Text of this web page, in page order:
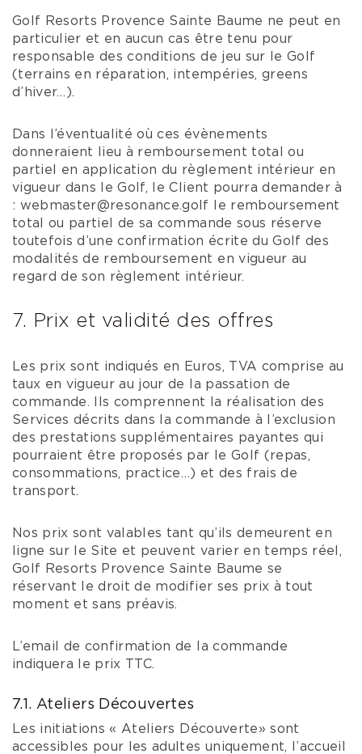
Golf Resorts Provence Sainte Baume ne peut en
particulier et en aucun cas être tenu pour
responsable des conditions de jeu sur le Golf
(terrains en réparation, intempéries, greens
d’hiver…).
Dans l’éventualité où ces évènements
donneraient lieu à remboursement total ou
partiel en application du règlement intérieur en
vigueur dans le Golf, le Client pourra demander à
: webmaster@resonance.golf le remboursement
total ou partiel de sa commande sous réserve
toutefois d’une confirmation écrite du Golf des
modalités de remboursement en vigueur au
regard de son règlement intérieur.
7. Prix et validité des offres
Les prix sont indiqués en Euros, TVA comprise au
taux en vigueur au jour de la passation de
commande. Ils comprennent la réalisation des
Services décrits dans la commande à l’exclusion
des prestations supplémentaires payantes qui
pourraient être proposés par le Golf (repas,
consommations, practice…) et des frais de
transport.
Nos prix sont valables tant qu’ils demeurent en
ligne sur le Site et peuvent varier en temps réel,
Golf Resorts Provence Sainte Baume se
réservant le droit de modifier ses prix à tout
moment et sans préavis.
L’email de confirmation de la commande
indiquera le prix TTC.
7.1. Ateliers Découvertes
Les initiations « Ateliers Découverte» sont
accessibles pour les adultes uniquement, l’accueil